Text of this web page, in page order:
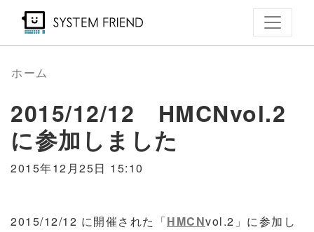
ン
コ
テ
ン
に
ホーム
2015/12/12 HMCNvol.2
に参加しました
2015年12月25日 15:10
2015/12/12 に開催された「HMCNvol.2」に参加し